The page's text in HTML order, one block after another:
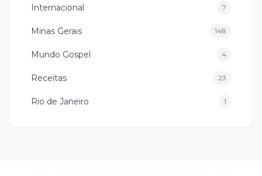
Internacional 7
Minas Gerais 148
Mundo Gospel 4
Receitas 23
Rio de Janeiro 1